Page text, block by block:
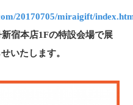
20170705/miraigift/
宿本店1Fの特設会場で展
いたします。